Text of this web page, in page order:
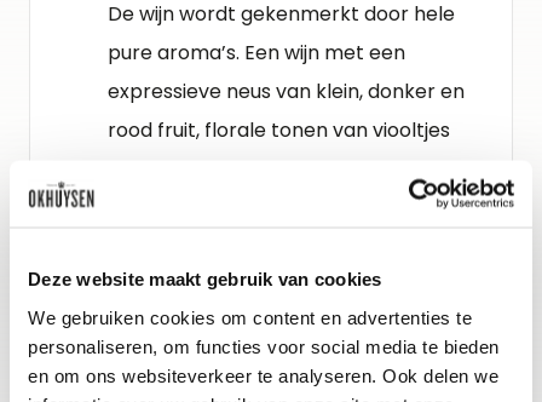
Deze website maakt gebruik van cookies
We gebruiken cookies om content en advertenties te
personaliseren, om functies voor social media te bieden
en om ons websiteverkeer te analyseren. Ook delen we
De wijn wordt gekenmerkt door hele
pure aroma’s. Een wijn met een
expressieve neus van klein, donker en
rood fruit, florale tonen van viooltjes
balans, met elegante, poederige
kersenfruit, iets cacao, heel zuiver en
met levendige zuren.